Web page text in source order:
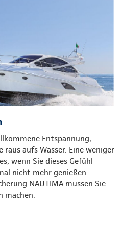
Entspannung,
aufs Wasser. Eine weniger
wenn Sie dieses Gefühl
nicht mehr genießen
NAUTIMA müssen Sie
machen.